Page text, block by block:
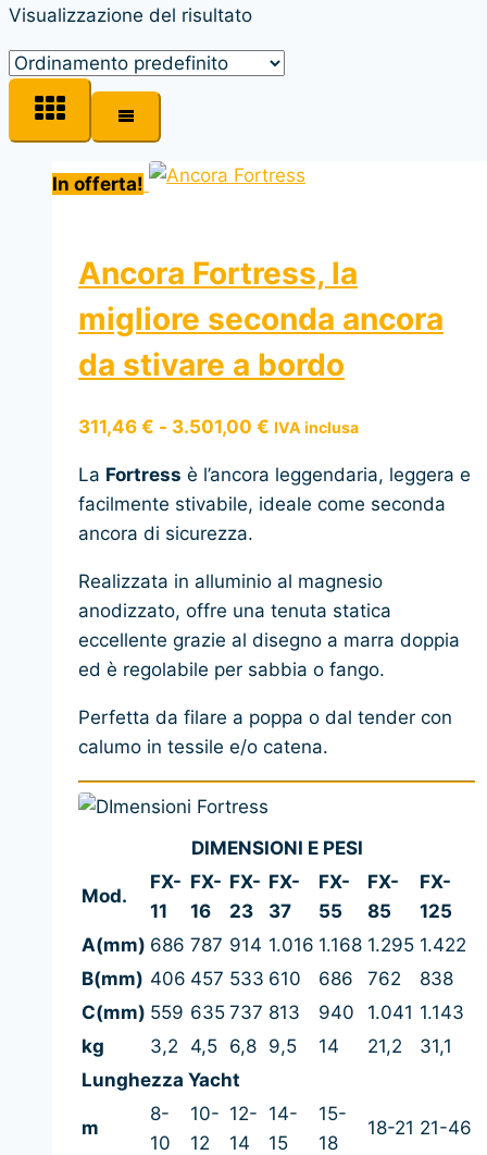
Visualizzazione del risultato
In offerta!
Ancora Fortress, la
migliore seconda ancora
da stivare a bordo
311,46 € - 3.501,00 € Fascia
prezzo:
da
a
3.501,00 €
IVA inclusa
La Fortress è l’ancora leggendaria, leggera e
facilmente stivabile, ideale come seconda
ancora di sicurezza.
Realizzata in alluminio al magnesio
anodizzato, offre una tenuta statica
eccellente grazie al disegno a marra doppia
ed è regolabile per sabbia o fango.
Perfetta da filare a poppa o dal tender con
calumo in tessile e/o catena.
DIMENSIONI E PESI
Mod.
FX-
11
FX-
16
FX-
23
FX-
37
FX-
55
FX-
85
FX-
125
A(mm) 686 787 914 1.016 1.168 1.295 1.422
B(mm) 406 457 533 610 686 762
838
C(mm) 559 635 737 813 940 1.041 1.143
kg
3,2 4,5 6,8 9,5 14 21,2
31,1
Lunghezza Yacht
m
8-
10
10-
12
12-
14
14-
15
15-
18
18-21 21-46